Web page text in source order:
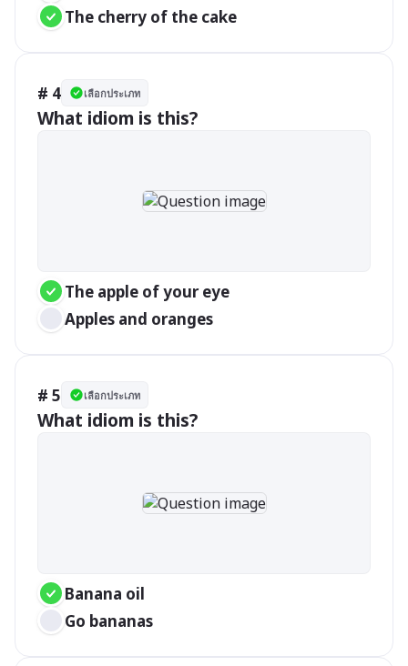
The cherry of the cake
# 4 เลือกประเภท
What idiom is this?
The apple of your eye
Apples and oranges
# 5 เลือกประเภท
What idiom is this?
Banana oil
Go bananas